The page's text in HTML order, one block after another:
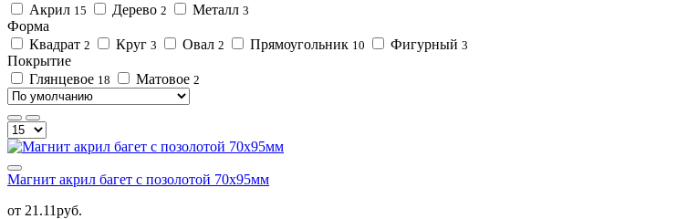
Акрил 15 Дерево 2 Металл 3
Форма
Квадрат 2 Круг 3 Овал 2 Прямоугольник 10 Фигурный 3
Покрытие
Глянцевое 18 Матовое 2
Магнит акрил багет с позолотой 70х95мм
от 21.11руб.